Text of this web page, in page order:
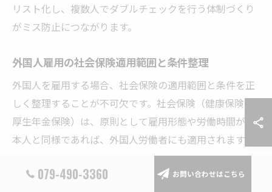
リスト化し、複数人でダブルチェックを行う体制づくり
がミス防止につながります。
外国人雇用の社会保険適用範囲と条件整理
外国人を雇用する場合、社会保険の適用範囲と条件を正
しく整理することが不可欠です。社会保険（健康保険・
厚生年金保険）は、原則として雇用形態や労働時間が日
本人と同様であれば、外国人労働者にも適用されます。
日以上の雇用見込みがある場合、社会保険加入の対象と
079-490-3360 お問い合わせはこちら